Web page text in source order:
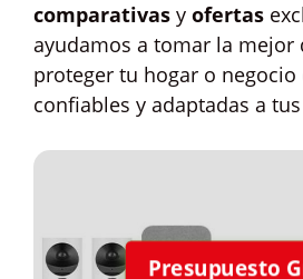
comparativas y ofertas
ayudamos a tomar la mejor
proteger tu hogar o
confiables y adaptadas a
Presupuesto